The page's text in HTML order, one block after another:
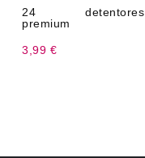
24 detentores
premium
3,99 €